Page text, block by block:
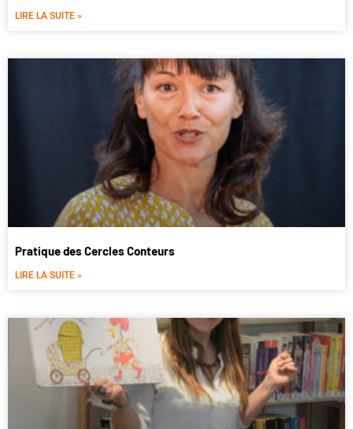
LIRE LA SUITE »
Pratique des Cercles Conteurs
LIRE LA SUITE »